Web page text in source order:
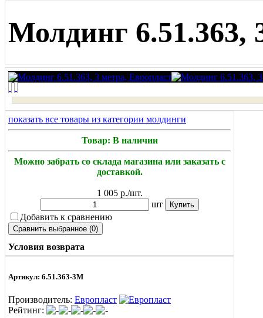
Молдинг 6.51.363,
показать все товары из категории молдинги
Товар: В наличии
Можно забрать со склада магазина или заказать с
доставкой.
1 005р./шт.
шт
Добавить к сравнению
Условия возврата
Артикул: 6.51.363-3M
Производитель: Европласт
Рейтинг: